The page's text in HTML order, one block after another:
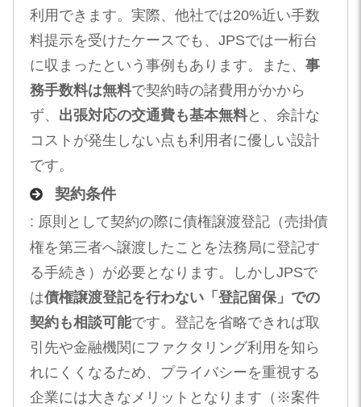
利用できます。実際、他社では20%近い手数
料提示を受けたケースでも、JPSでは一桁台
に収まったという事例もあります。また、 事
務手数料は無料で契約時の諸費用がかから
ず、 出張対応の交通費も基本無料と、余計な
コストが発生しない点も利用者に優しい設計
です。
契約条件
: 原則として契約の際に債権譲渡登記（売掛債
権を第三者へ譲渡したことを法務局に登記す
る手続き）が必要となります。しかしJPSで
は債権譲渡登記を行わない「登記留保」での
契約も相談可能です。登記を省略できれば取
引先や金融機関にファクタリング利用を知ら
れにくくなるため、プライバシーを重視する
企業には大きなメリットとなります（※案件